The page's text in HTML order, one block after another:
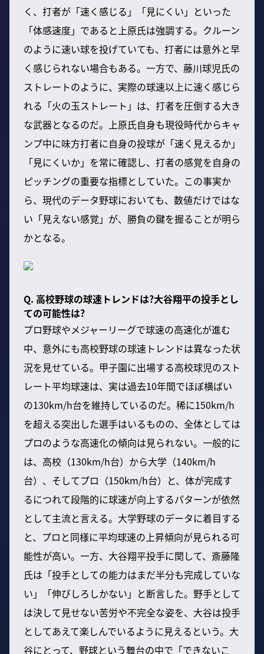
く、打者が「速く感じる」「見にくい」といった
「体感速度」であると上原氏は強調する。クルーン
のように速い球を投げていても、打者には意外と早
く感じられない場合もある。一方で、藤川球児氏の
ストレートのように、実際の球速以上に速く感じら
れる「火の玉ストレート」は、打者を圧倒する大き
な武器となるのだ。上原氏自身も現役時代からキャ
ンプ中に味方打者に自身の投球が「速く見えるか」
「見にくいか」を常に確認し、打者の感覚を自身の
ピッチングの重要な指標としていた。この事実か
ら、現代のデータ野球においても、数値だけではな
い「見えない感覚」が、勝負の鍵を握ることが明ら
かとなる。
Q. 高校野球の球速トレンドは?大谷翔平の投手とし
ての可能性は?
プロ野球やメジャーリーグで球速の高速化が進む
中、意外にも高校野球の球速トレンドは異なった状
況を見せている。甲子園に出場する高校球児のスト
レート平均球速は、実は過去10年間でほぼ横ばい
の130km/h台を維持しているのだ。稀に150km/h
を超える突出した選手はいるものの、全体としては
プロのような高速化の傾向は見られない。一般的に
は、高校（130km/h台）から大学（140km/h
台）、そしてプロ（150km/h台）と、体が完成す
るにつれて段階的に球速が向上するパターンが依然
として主流と言える。大学野球のデータに着目する
と、プロと同様に平均球速の上昇傾向が見られる可
能性が高い。一方、大谷翔平投手に関して、斎藤隆
氏は「投手としての能力はまだ半分も完成していな
い」「伸びしろしかない」と断言した。野手として
は決して見せない苦労や不完全な姿を、大谷は投手
としてあえて楽しんでいるように見えるという。大
谷にとって、野球という舞台の中で「できないこ